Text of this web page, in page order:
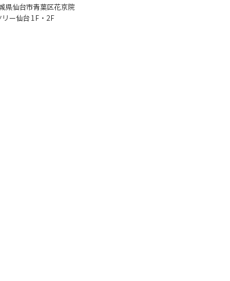
県仙台市青葉区花京院
ー仙台 1F・2F